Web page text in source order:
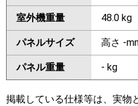
室外機重量 48.0 kg
パネルサイズ 高さ -
パネル重量 - kg
掲載している仕様等は、実物